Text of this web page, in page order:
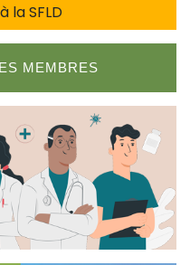
la SFLD
MEMBRES